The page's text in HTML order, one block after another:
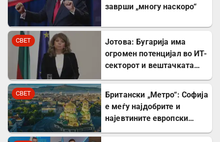
заврши „многу наскоро“
СВЕТ
Јотова: Бугарија има
огромен потенцијал во ИТ-
секторот и вештачката
СВЕТ
Британски „Метро“: Софија
е меѓу најдобрите и
најевтините европски